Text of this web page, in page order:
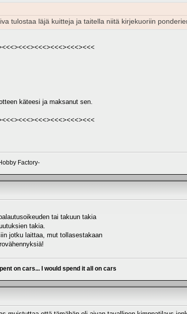
tulostaa läjä kuitteja ja taitella niitä kirjekuoriin
käteesi ja maksanut sen.
Factory-
tai takuun takia
takia.
jotku laittaa, mut tollasestakaan
on cars... I would spend it all on cars